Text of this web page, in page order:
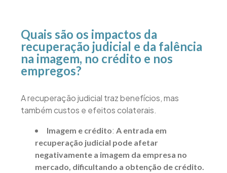
Quais são os impactos da
recuperação judicial e da falência
na imagem, no crédito e nos
empregos?
A recuperação judicial traz benefícios, mas
também custos e efeitos colaterais.
Imagem e crédito: A entrada em
recuperação judicial pode afetar
negativamente a imagem da empresa no
mercado, dificultando a obtenção de crédito.